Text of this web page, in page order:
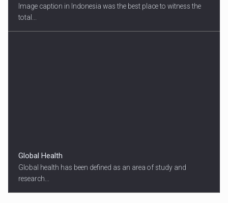
Image caption in Indonesia was the best place to witness the
total...
Global Health
Global health has been defined as an area of study and
research...
18:45